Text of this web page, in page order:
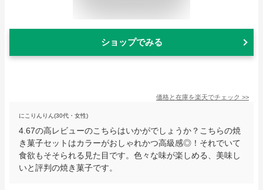
ショップでみる
価格と在庫を楽天でチェック >>
にこりんりん(30代・女性)
4.67の高レビューのこちらはいかがでしょうか？こちらの焼
き菓子セットはカラーがおしゃれかつ高級感◎！それでいて
食欲もそそられる見た目です。色々な味が楽しめる、美味し
いと評判の焼き菓子です。